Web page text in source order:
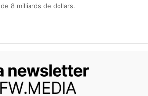
8 milliards de dollars.